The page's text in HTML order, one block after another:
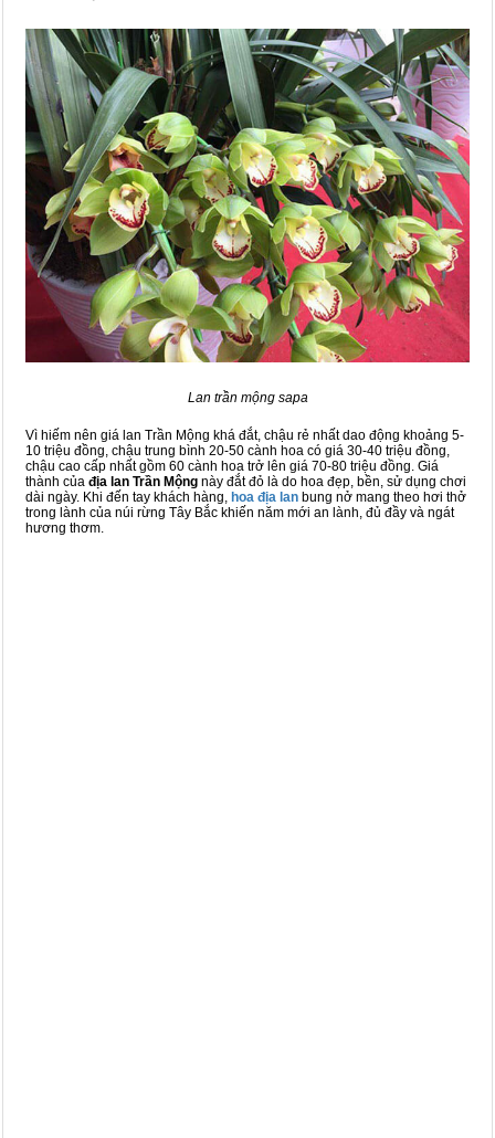
Lan trần mộng sapa
Vì hiếm nên giá lan Trần Mộng khá đắt, chậu rẻ nhất dao động khoảng 5-
10 triệu đồng, chậu trung bình 20-50 cành hoa có giá 30-40 triệu đồng,
chậu cao cấp nhất gồm 60 cành hoa trở lên giá 70-80 triệu đồng. Giá
thành của địa lan Trần Mộng này đắt đỏ là do hoa đẹp, bền, sử dụng chơi
dài ngày. Khi đến tay khách hàng, hoa địa lan bung nở mang theo hơi thở
trong lành của núi rừng Tây Bắc khiến năm mới an lành, đủ đầy và ngát
hương thơm.